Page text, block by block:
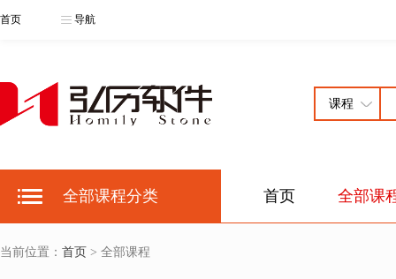
首页 导航
全部课程分类 首页 全部课
当前位置： 首页 > 全部课程